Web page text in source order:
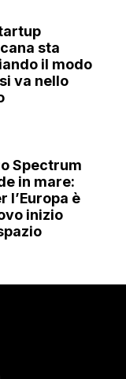
sta
il modo
va nello
Spectrum
in mare:
l’Europa è
inizio